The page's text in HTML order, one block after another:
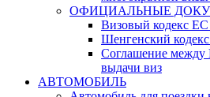
ОФИЦИАЛЬНЫЕ
Визовый кодекс ЕС
Шенгенский
Соглашение
выдачи виз
АВТОМОБИЛЬ